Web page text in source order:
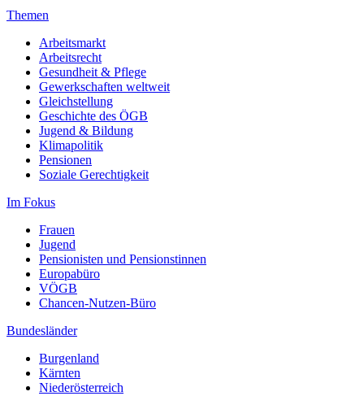
Themen
Arbeitsmarkt
Arbeitsrecht
Gesundheit & Pflege
Gewerkschaften weltweit
Gleichstellung
Geschichte des ÖGB
Jugend & Bildung
Klimapolitik
Pensionen
Soziale Gerechtigkeit
Im Fokus
Frauen
Jugend
Pensionisten und Pensionstinnen
Europabüro
VÖGB
Chancen-Nutzen-Büro
Bundesländer
Burgenland
Kärnten
Niederösterreich